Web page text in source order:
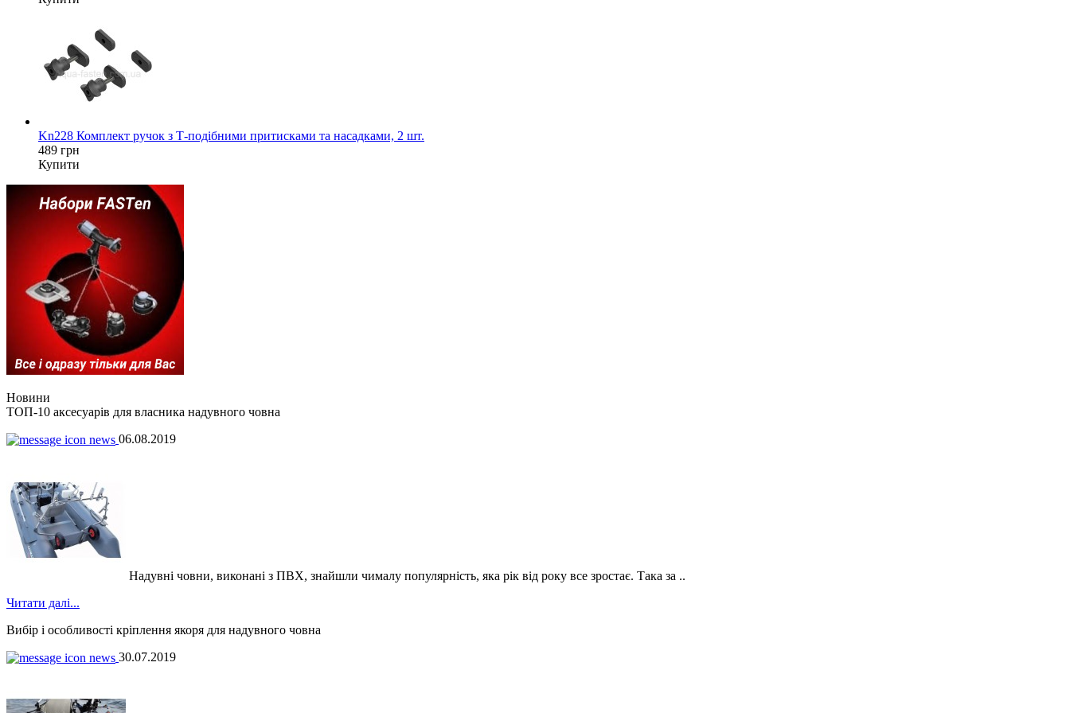
Kn228 Комплект ручок з Т-подібними притисками та насадками, 2 шт.
489 грн
Купити
Новини
ТОП-10 аксесуарів для власника надувного човна
06.08.2019
Надувні човни, виконані з ПВХ, знайшли чималу популярність, яка рік від року все зростає. Така за ..
Читати далі...
Вибір і особливості кріплення якоря для надувного човна
30.07.2019